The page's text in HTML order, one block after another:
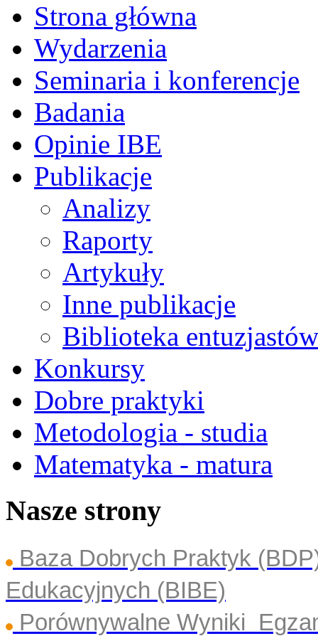
Strona główna
Wydarzenia
Seminaria i konferencje
Badania
Opinie IBE
Publikacje
Analizy
Raporty
Artykuły
Inne publikacje
Biblioteka
Konkursy
Dobre praktyki
Metodologia - studia
Matematyka - matura
Nasze strony
Baza Dobrych Praktyk
Edukacyjnych (BIBE)
Porównywalne Wyniki